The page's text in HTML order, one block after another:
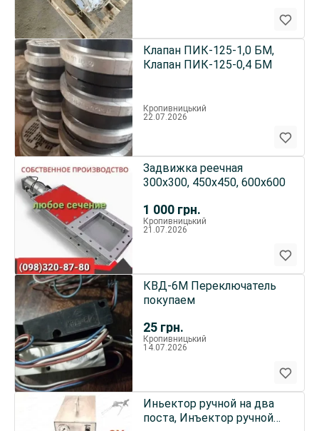
Клапан ПИК-125-1,0 БМ,
Клапан ПИК-125-0,4 БМ
Кропивницький
22.07.2026
1 000 грн.
Задвижка реечная
300х300, 450х450, 600х600
Кропивницький
21.07.2026
25 грн.
КВД-6М Переключатель
покупаем
Кропивницький
14.07.2026
Иньектор ручной на два
поста, Инъектор ручной